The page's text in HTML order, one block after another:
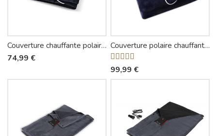
Couverture chauffante polaire 1 place AD110A - Astoria
74,99 €
Couverture polaire chauffante 2 places AD180A - Astoria
99,99 €